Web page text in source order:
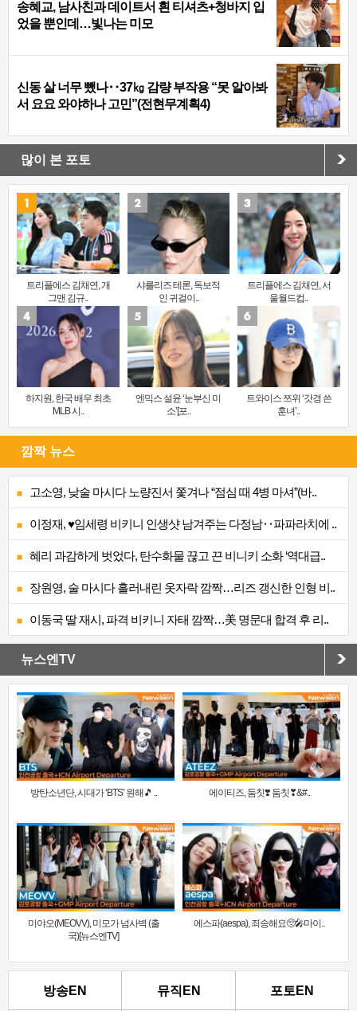
송혜교, 남사친과 데이트서 흰 티셔츠+청바지 입
었을 뿐인데…빛나는 미모
신동 살 너무 뺐나‥37㎏ 감량 부작용 “못 알아봐
서 요요 와야하나 고민”(전현무계획4)
많이 본 포토
트리플에스 김채연, 개
그맨 김규..
샤를리즈 테론, 독보적
인 귀걸이..
트리플에스 김채연, 서
울월드컵..
하지원, 한국 배우 최초
MLB 시..
엔믹스 설윤 ‘눈부신 미
소’[포..
트와이스 쯔위 ‘갓경 쓴
훈녀’..
깜짝 뉴스
고소영, 낮술 마시다 노량진서 쫓겨나 “점심 때 4병 마셔”(바..
이정재, ♥임세령 비키니 인생샷 남겨주는 다정남‥파파라치에 ..
혜리 과감하게 벗었다, 탄수화물 끊고 끈 비니키 소화 ‘역대급..
장원영, 술 마시다 흘러내린 옷자락 깜짝…리즈 갱신한 인형 비..
이동국 딸 재시, 파격 비키니 자태 깜짝…美 명문대 합격 후 리..
뉴스엔TV
방탄소년단, 시대가 ‘BTS’ 원해🎵 .. 에이티즈, 둠칫❣️ 둠칫❣&#..
미야오(MEOVV), 미모가 넘사벽 (출
국)[뉴스엔TV]
에스파(aespa), 죄송해요🥺🎤마이..
방송EN 뮤직EN 포토EN